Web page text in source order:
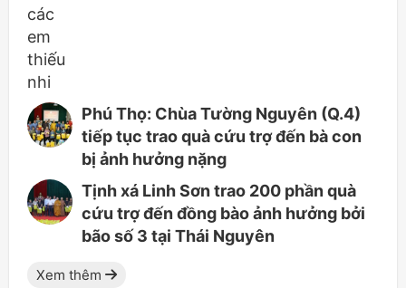
Phú Thọ: Chùa Tường Nguyên (Q.4)
tiếp tục trao quà cứu trợ đến bà con
bị ảnh hưởng nặng
Tịnh xá Linh Sơn trao 200 phần quà
cứu trợ đến đồng bào ảnh hưởng bởi
bão số 3 tại Thái Nguyên
Xem thêm